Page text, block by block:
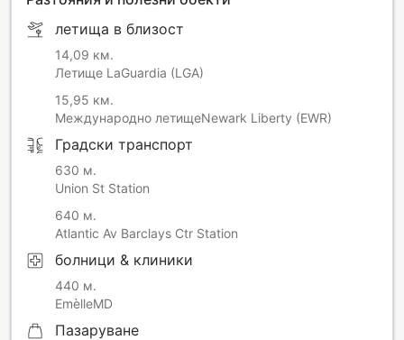
летища в близост
14,09 км.
Летище LaGuardia (LGA)
15,95 км.
Международно летищеNewark Liberty (EWR)
Градски транспорт
630 м.
Union St Station
640 м.
Atlantic Av Barclays Ctr Station
болници & клиники
440 м.
EmèlleMD
Пазаруване